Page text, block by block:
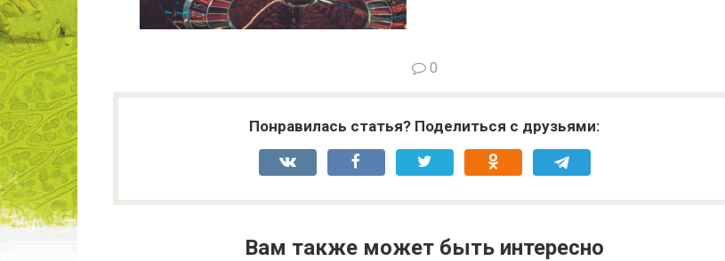
0
Понравилась статья? Поделиться с друзьями:
Вам также может быть интересно